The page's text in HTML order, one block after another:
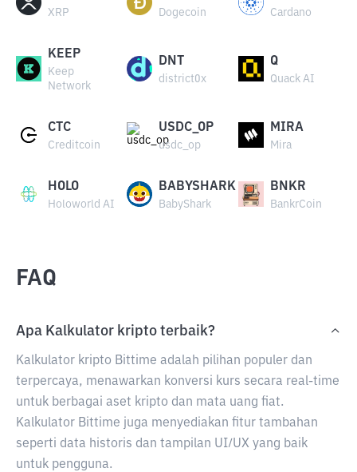
XRP Dogecoin Cardano
KEEP
Keep
Network
DNT
district0x
Q
Quack AI
CTC
Creditcoin
USDC_OP
usdc_op
MIRA
Mira
HOLO
Holoworld AI
BABYSHARK
BabyShark
BNKR
BankrCoin
FAQ
Apa Kalkulator kripto terbaik?
Kalkulator kripto Bittime adalah pilihan populer dan
terpercaya, menawarkan konversi kurs secara real-time
untuk berbagai aset kripto dan mata uang fiat.
Kalkulator Bittime juga menyediakan fitur tambahan
seperti data historis dan tampilan UI/UX yang baik
untuk pengguna.